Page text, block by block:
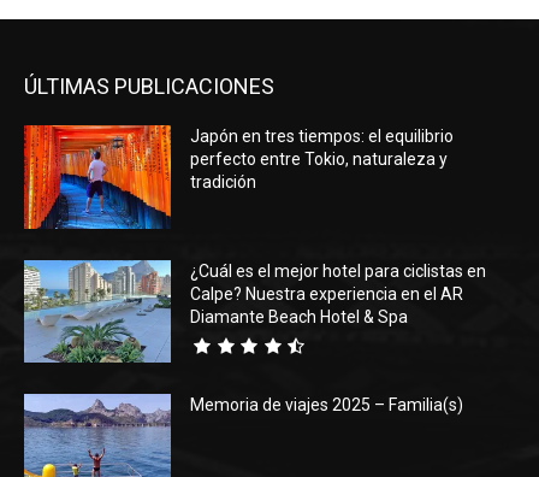
ÚLTIMAS PUBLICACIONES
Japón en tres tiempos: el equilibrio
perfecto entre Tokio, naturaleza y
tradición
¿Cuál es el mejor hotel para ciclistas en
Calpe? Nuestra experiencia en el AR
Diamante Beach Hotel & Spa
Memoria de viajes 2025 – Familia(s)